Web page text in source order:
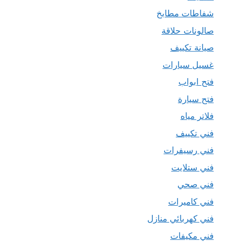
شفاطات مطابخ
صالونات حلاقة
صيانة تكييف
غسيل سيارات
فتح ابواب
فتح سيارة
فلاتر مياه
فني تكييف
فني رسيفرات
فني ستلايت
فني صحي
فني كاميرات
فني كهربائي منازل
فني مكيفات